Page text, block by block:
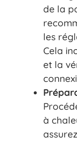
de la
les
Cela
et la
à